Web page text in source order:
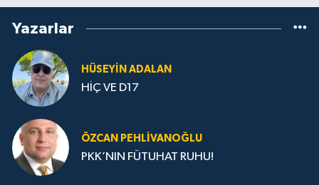
Yazarlar
HÜSEYIN ADALAN
HİÇ VE D17
ÖZCAN PEHLIVANOĞLU
PKK’NIN FÜTUHAT RUHU!